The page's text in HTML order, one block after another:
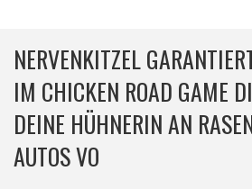
NERVENKITZEL
IM CHICKEN ROAD GAME
DEINE HÜHNERIN AN
AUTOS VO